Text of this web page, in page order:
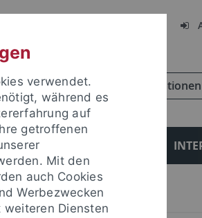
EINRICHTUNGEN
verwendet.
während es
auf
getroffenen
Mit den
auch Cookies
Werbezwecken
Diensten